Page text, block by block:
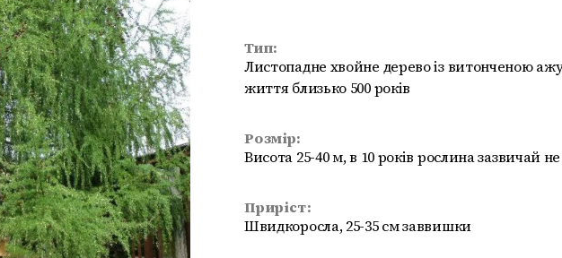
Тип:
Листопадне хвойне дерево із витонченою
життя близько 500 років
Розмір:
Висота 25-40 м, в 10 років рослина зазвичай
Приріст:
Швидкоросла, 25-35 см заввишки